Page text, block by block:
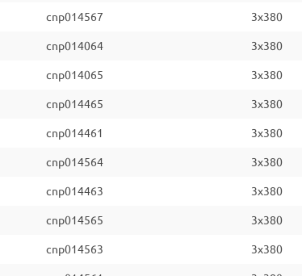
cnp014567 3x380
cnp014064 3x380
cnp014065 3x380
cnp014465 3x380
cnp014461 3x380
cnp014564 3x380
cnp014463 3x380
cnp014565 3x380
cnp014563 3x380